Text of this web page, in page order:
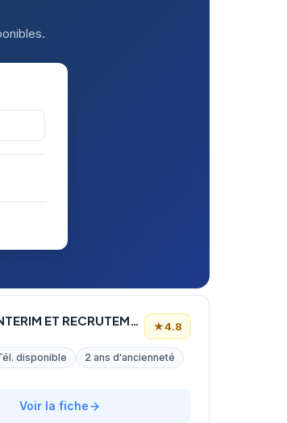
ADEQUAT INTERIM ET RECRUTEMENT ★4.8
disponible
2 ans d'ancienneté
Voir la fiche